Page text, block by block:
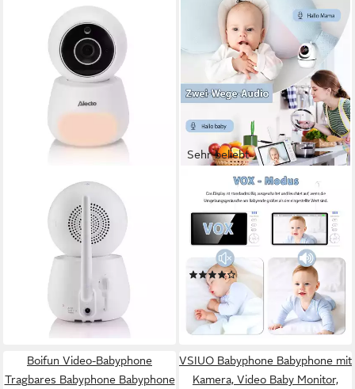
Video-Babyphone
DVM2060C, 1-tlg., HD-
Kamera, digitales Zoomen,
zwei-Wege-Kommunikation,
Nachtsicht
129,99 €
mtl. in 12 Raten
lieferbar - in 2-3 Werktagen bei dir
Sehr beliebt
Babyphone 720P mit Kamera
5 Zoll Baby Monitor,
Nachtsicht, Bidirektionales
Interkom, Zwei-Wege-Audio
VOX-Modus
Temperaturüberwachung
Schlaflied Wecker
(79)
75,99 € UVP
-35%
lieferbar - in 2-3 Werktagen bei dir
Boifun Video-Babyphone
Tragbares Babyphone Babyphone
VSIUO Babyphone Babyphone mit
Kamera, Video Baby Monitor,